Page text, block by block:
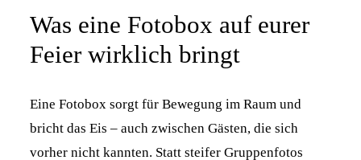
Was eine Fotobox auf eurer
Feier wirklich bringt
Eine Fotobox sorgt für Bewegung im Raum und
bricht das Eis – auch zwischen Gästen, die sich
vorher nicht kannten. Statt steifer Gruppenfotos